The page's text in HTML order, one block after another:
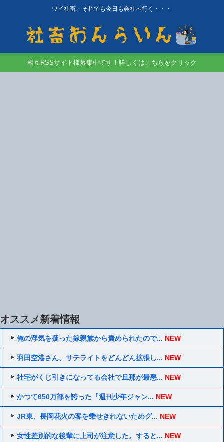
ワイ社畜、それでも今日も会社へ行く・・・
相互RSSサイト様募集中です！詳しくはこちらをクリック
オススメ新着情報
俺の浮気を疑った嫁親族から責められたので... NEW
羽田空港さん、サテライトをどんどん拡張し... NEW
社宅がくじ引きになってる会社で旦那が最悪... NEW
かつて650万部を誇った『週刊少年ジャン... NEW
JR東、長岡花火の客を乗せきれないためグ... NEW
女性差別的な後輩に上司が注意した。すると... NEW